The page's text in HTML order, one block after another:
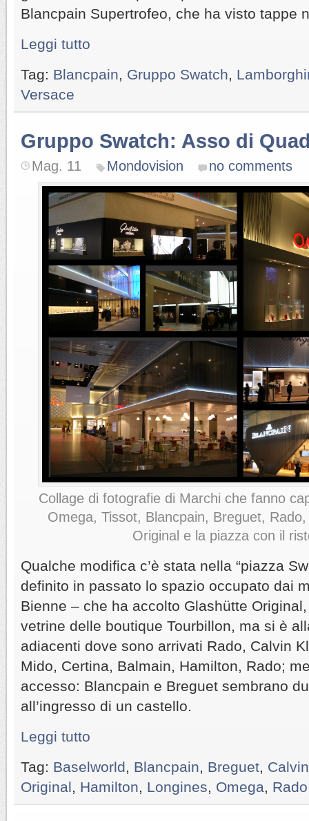
Blancpain Supertrofeo, che ha visto tappe
Leggi tutto
Tag: Blancpain Gruppo Swatch
Versace
Gruppo Swatch: Asso di
Mag. 11 Mondovision no comments
Collage di fotografie di Marchi che fanno
Omega, Tissot, Blancpain, Breguet,
Original e la piazza con il
Qualche modifica c’è stata nella “piazza
definito in passato lo spazio occupato dai
Bienne – che ha accolto Glashütte
vetrine delle boutique Tourbillon, ma si è
adiacenti dove sono arrivati Rado, Calvin
Mido, Certina, Balmain, Hamilton, Rado;
accesso: Blancpain e Breguet sembrano
all’ingresso di un castello.
Leggi tutto
Tag: Baselworld, Blancpain, Breguet,
Original, Hamilton, Longines, Omega, Rado